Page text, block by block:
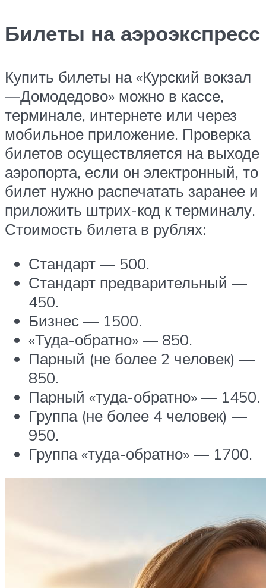
Билеты на аэроэкспресс
Купить билеты на «Курский вокзал
—Домодедово» можно в кассе,
терминале, интернете или через
мобильное приложение. Проверка
билетов осуществляется на выходе
аэропорта, если он электронный, то
билет нужно распечатать заранее и
приложить штрих-код к терминалу.
Стоимость билета в рублях:
Стандарт — 500.
Стандарт предварительный —
450.
Бизнес — 1500.
«Туда-обратно» — 850.
Парный (не более 2 человек) —
850.
Парный «туда-обратно» — 1450.
Группа (не более 4 человек) —
950.
Группа «туда-обратно» — 1700.